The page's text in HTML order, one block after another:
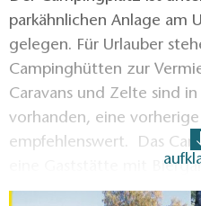
parkähnlichen Anlage am
gelegen. Für Urlauber
Campinghütten zur
Caravans und Zelte sind
vorhanden, eine vorherige
empfehlenswert. Das
eine Gaststätte mit
einen Volleyballplatz und